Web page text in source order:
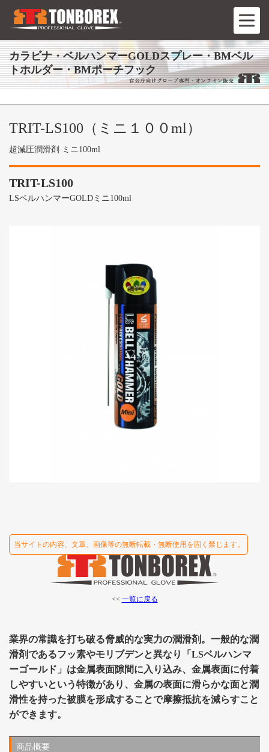
カラビナ・ベルハンマーGOLDスプレー・BMベル
トホルダー・BMポーチフック
TRIT-LS100（ミニ１００ml）
超減圧潤滑剤 ミニ100ml
TRIT-LS100
LSベルハンマーGOLDミニ100ml
当サイトの内容、文章、画像等の無断転載・無断使用を固く禁じます。
<< 一覧に戻る
業界の常識を打ち破る脅威的な実力の潤滑剤。一般的な潤
滑剤であるフッ素やモリブデンと異なり「LSベルハンマ
ーゴールド」は金属表面隙間に入り込み、金属表面に付着
しやすいという特徴があり、金属の表面に滑らかな面と潤
滑性を持った被膜を形成することで摩擦抵抗を減らすこと
ができます。
商品概要